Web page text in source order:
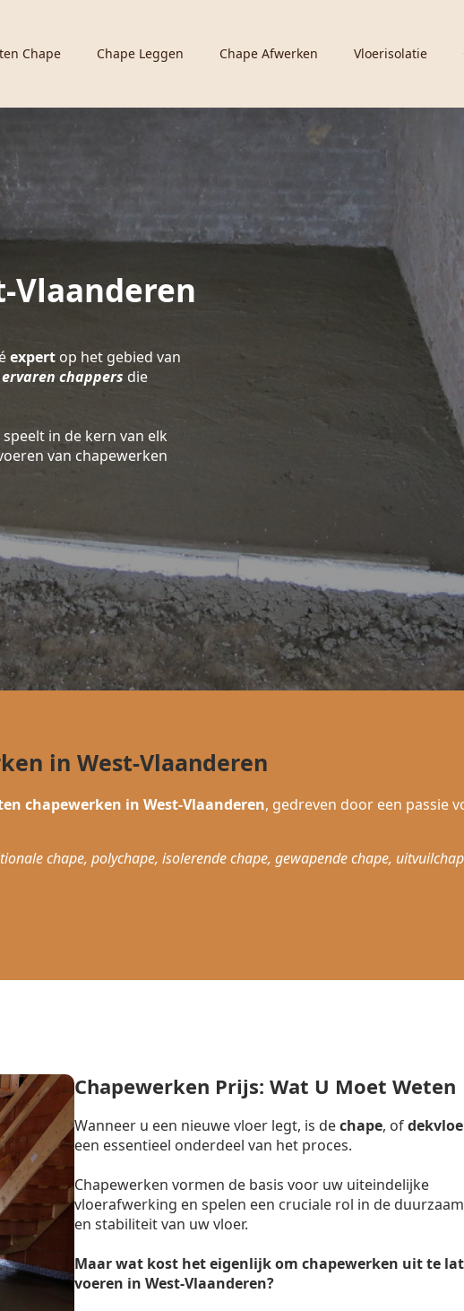
Chape Chape Leggen Chape Afwerken Vloerisolatie
Vlaanderen
expert op het gebied van
ervaren chappers die
speelt in de kern van elk
van chapewerken
in West-Vlaanderen
chapewerken in West-Vlaanderen, gedreven door een passie
chape, polychape, isolerende chape, gewapende chape,
Chapewerken Prijs: Wat U Moet Weten
Wanneer u een nieuwe vloer legt, is dechape, of
een essentieel onderdeel van het proces.
Chapewerken vormen de basis voor uw uiteindelijke
vloerafwerking en spelen een cruciale rol in de
en stabiliteit van uw vloer.
Maar wat kost het eigenlijk om chapewerken uit te
voeren in West-Vlaanderen?